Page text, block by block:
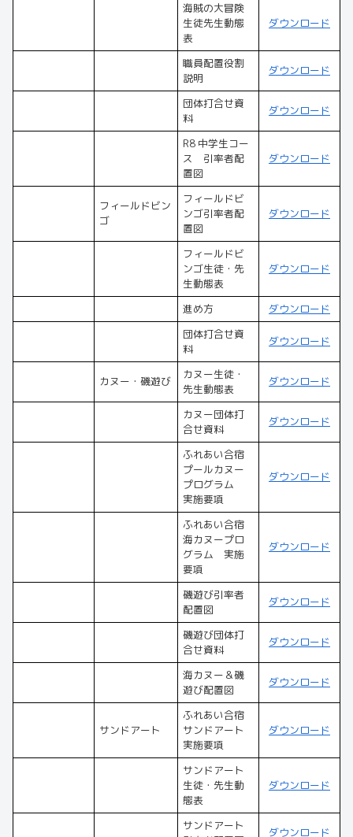
海賊の大冒険
生徒先生動態
表
ダウンロード
職員配置役割
説明
ダウンロード
団体打合せ資
料
ダウンロード
R8 中学生コー
ス 引率者配
置図
ダウンロード
フィールドビン
ゴ
フィールドビ
ンゴ引率者配
置図
ダウンロード
フィールドビ
ンゴ生徒・先
生動態表
ダウンロード
進め方
ダウンロード
団体打合せ資
料
ダウンロード
カヌー・磯遊び
カヌー生徒・
先生動態表
ダウンロード
カヌー団体打
合せ資料
ダウンロード
ふれあい合宿
プールカヌー
プログラム
実施要項
ダウンロード
ふれあい合宿
海カヌープロ
グラム 実施
要項
ダウンロード
磯遊び引率者
配置図
ダウンロード
磯遊び団体打
合せ資料
ダウンロード
海カヌー＆磯
遊び配置図
ダウンロード
サンドアート
ふれあい合宿
サンドアート
実施要項
ダウンロード
サンドアート
生徒・先生動
態表
ダウンロード
サンドアート
ダウンロード